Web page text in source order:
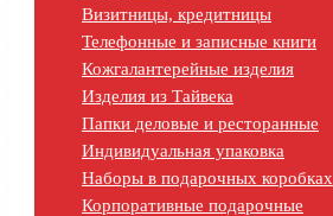
Визитницы, кредитницы
Телефонные и записные книги
Кожгалантерейные изделия
Изделия из Тайвека
Папки деловые и ресторанные
Индивидуальная упаковка
Наборы в подарочных коробках
Корпоративные подарочные